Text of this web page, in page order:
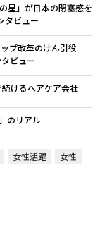
星」が日本の閉塞感を
タビュー
プ改革のけん引役
ビュー
けるヘアケア会社
のリアル
女性活躍
女性